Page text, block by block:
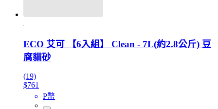
ECO 艾可 【6入組】 Clean - 7L(約2.8公斤) 豆
腐貓砂
(19)
$761
P幣